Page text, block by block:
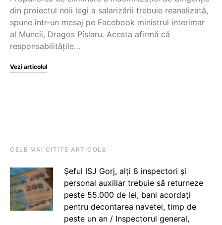
din proiectul noii legi a salarizării trebuie reanalizată,
spune într-un mesaj pe Facebook ministrul interimar
al Muncii, Dragos Pîslaru. Acesta afirmă că
responsabilitățile…
Vezi articolul
CELE MAI CITITE ARTICOLE
Șeful ISJ Gorj, alți 8 inspectori și
personal auxiliar trebuie să returneze
peste 55.000 de lei, bani acordați
pentru decontarea navetei, timp de
peste un an / Inspectorul general,